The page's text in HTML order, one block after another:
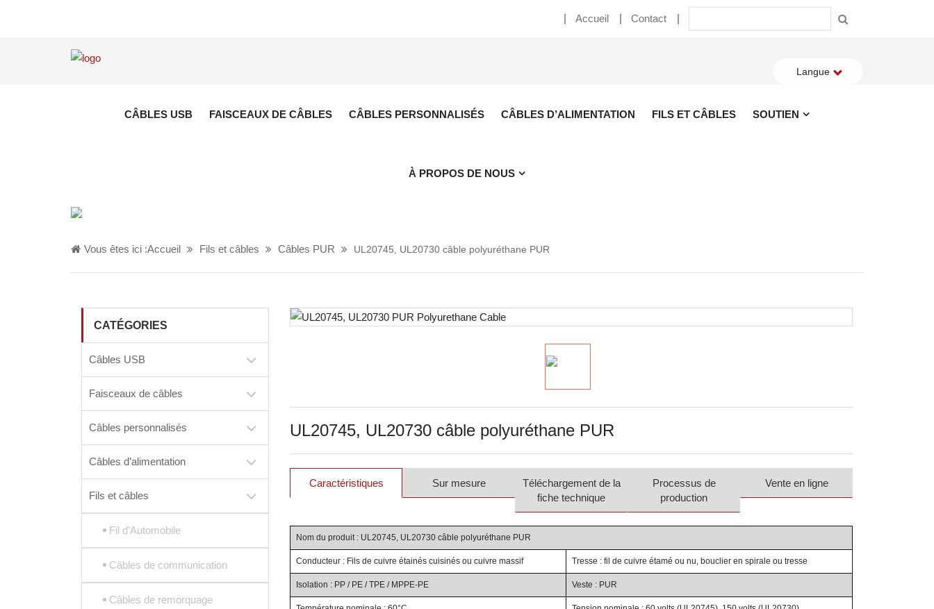
Accueil Contact
Langue
CÂBLES USB FAISCEAUX DE CÂBLES CÂBLES PERSONNALISÉS CÂBLES D’ALIMENTATION FILS ET CÂBLES SOUTIEN
À PROPOS DE NOUS
Vous êtes ici :Accueil Fils et câbles Câbles PUR UL20745, UL20730 câble polyuréthane PUR
UL20745, UL20730 câble polyuréthane PUR
Caractéristiques Sur mesure
Téléchargement de la
fiche technique
Processus de
production
Vente en ligne
Nom du produit : UL20745, UL20730 câble polyuréthane PUR
Conducteur : Fils de cuivre étainés cuisinés ou cuivre massif Tresse : fil de cuivre étamé ou nu, bouclier en spirale ou tresse
Isolation : PP / PE / TPE / MPPE-PE Veste : PUR
CATÉGORIES
Câbles USB
Faisceaux de câbles
Câbles personnalisés
Câbles d’alimentation
Fils et câbles
Fil d’Automobile
Câbles de communication
Câbles de remorquage